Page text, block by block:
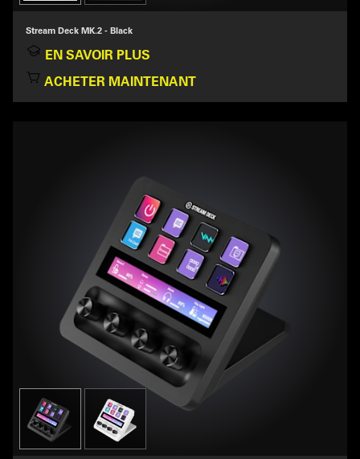
Stream Deck MK.2 - Black
EN SAVOIR PLUS
ACHETER MAINTENANT